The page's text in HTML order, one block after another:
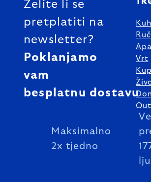
Želite li se
pretplatiti na
newsletter?
Poklanjamo
vam
besplatnu dostavu
Maksimalno
2x tjedno
Vrt